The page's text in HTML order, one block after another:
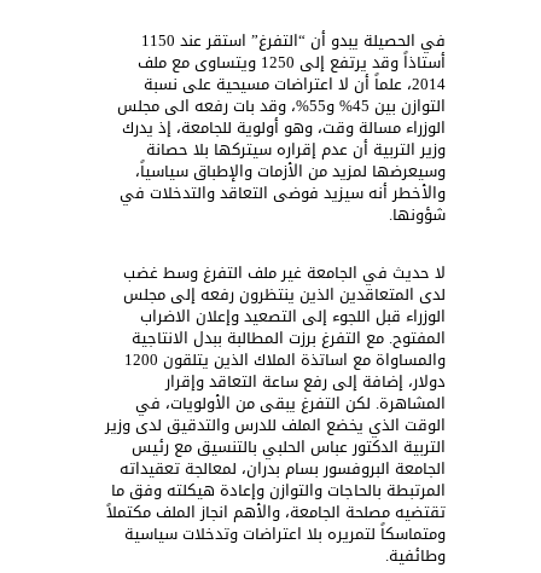
في الحصيلة يبدو أن “التفرغ” استقر عند 1150
أستاذاً وقد يرتفع إلى 1250 ويتساوى مع ملف
2014، علماً أن لا اعتراضات مسيحية على نسبة
التوازن بين 45% و55%، وقد بات رفعه الى مجلس
الوزراء مسالة وقت، وهو أولوية للجامعة، إذ يدرك
وزير التربية أن عدم إقراره سيتركها بلا حصانة
وسيعرضها لمزيد من الأزمات والإطباق سياسياً،
والأخطر أنه سيزيد فوضى التعاقد والتدخلات في
شؤونها.
لا حديث في الجامعة غير ملف التفرغ وسط غضب
لدى المتعاقدين الذين ينتظرون رفعه إلى مجلس
الوزراء قبل اللجوء إلى التصعيد وإعلان الاضراب
المفتوح. مع التفرغ برزت المطالبة ببدل الانتاجية
والمساواة مع اساتذة الملاك الذين يتلقون 1200
دولار، إضافة إلى رفع ساعة التعاقد وإقرار
المشاهرة. لكن التفرغ يبقى من الأولويات، في
الوقت الذي يخضع الملف للدرس والتدقيق لدى وزير
التربية الدكتور عباس الحلبي بالتنسيق مع رئيس
الجامعة البروفسور بسام بدران، لمعالجة تعقيداته
المرتبطة بالحاجات والتوازن وإعادة هيكلته وفق ما
تقتضيه مصلحة الجامعة، والأهم انجاز الملف مكتملاً
ومتماسكاً لتمريره بلا اعتراضات وتدخلات سياسية
وطائفية.